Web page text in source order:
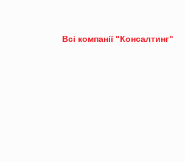
Всі компанії "Консалтинг"